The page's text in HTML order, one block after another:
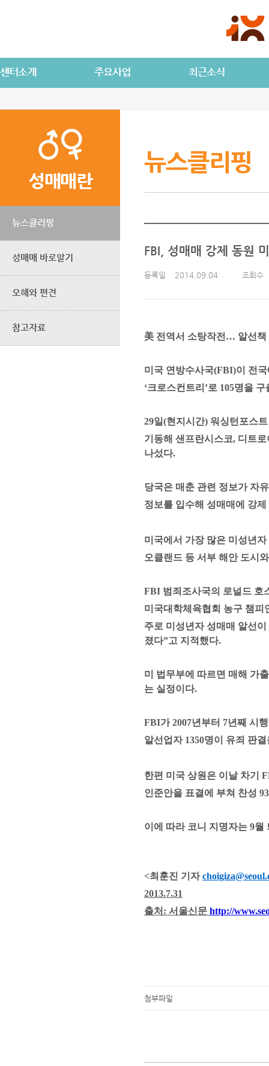
성매매란
뉴스클리핑
성매매 바로알기
오해와 편견
참고자료
뉴스클리핑
FBI, 성매매 강제 동원
등록일 2014.09.04 조회수
美 전역서 소탕작전 … 알선책
미국 연방수사국(FBI)이 전
‘크로스컨트리 ’로 105명을 구
29일(현지시간) 워싱턴포스
기동해 샌프란시스코, 디트로
나섰다.
당국은 매춘 관련 정보가 자
정보를 입수해 성매매에 강
미국에서 가장 많은 미성년
오클랜드 등 서부 해안 도시
FBI 범죄조사국의 로널드 호
미국대학체육협회 농구 챔피
주로 미성년자 성매매 알선
졌다”고 지적했다.
미 법무부에 따르면 매해 가
는 실정이다.
FBI가2007년부터 7년째 시
알선업자 1350명이 유죄 판
한편 미국 상원은 이날 차기
인준안을 표결에 부쳐 찬성 93
이에 따라 코니 지명자는 9월
<최훈진 기자
2013.7.31
출처: 서울신문 http://
첨부파일